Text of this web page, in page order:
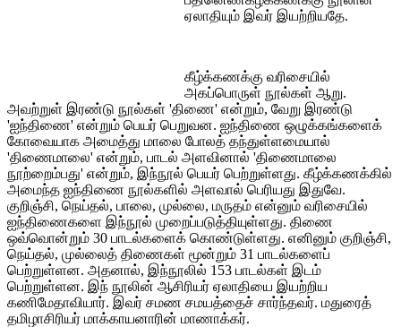
ஏலாதியும் இவர் இயற்றியதே.
கீழ்க்கணக்கு வரிசையில்
அகப்பொருள் நூல்கள் ஆறு.
அவற்றுள் இரண்டு நூல்கள் 'திணை' என்றும், வேறு இரண்டு
'ஐந்திணை' என்றும் பெயர் பெறுவன. ஐந்திணை ஒழுக்கங்களைக்
கோவையாக அமைத்து மாலை போலத் தந்துள்ளமையால்
'திணைமாலை' என்றும், பாடல் அளவினால் 'திணைமாலை
நூற்றைம்பது' என்றும், இந்நூல் பெயர் பெற்றுள்ளது. கீழ்க்கணக்கில்
அமைந்த ஐந்திணை நூல்களில் அளவால் பெரியது இதுவே.
குறிஞ்சி, நெய்தல், பாலை, முல்லை, மருதம் என்னும் வரிசையில்
ஐந்திணைகளை இந்நூல் முறைப்படுத்தியுள்ளது. திணை
ஒவ்வொன்றும் 30 பாடல்களைக் கொண்டுள்ளது. எனினும் குறிஞ்சி,
நெய்தல், முல்லைத் திணைகள் மூன்றும் 31 பாடல்களைப்
பெற்றுள்ளன. அதனால், இந்நூலில் 153 பாடல்கள் இடம்
பெற்றுள்ளன. இந் நூலின் ஆசிரியர் ஏலாதியை இயற்றிய
கணிமேதாவியார். இவர் சமண சமயத்தைச் சார்ந்தவர். மதுரைத்
தமிழாசிரியர் மாக்காயனாரின் மாணாக்கர்.